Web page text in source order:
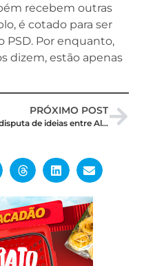
recebem outras
é cotado para ser
PSD. Por enquanto,
dizem, estão apenas
PRÓXIMO POST
A disputa de ideias entre Allyson, Rogério e Cadu. O confronto é necessário pelo futuro do Rio Grande do Norte